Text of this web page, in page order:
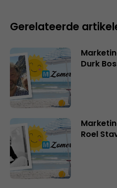
Gerelateerde
Durk
Roel